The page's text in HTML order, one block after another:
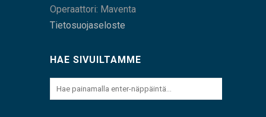
Operaattori: Maventa
Tietosuojaseloste
HAE SIVUILTAMME